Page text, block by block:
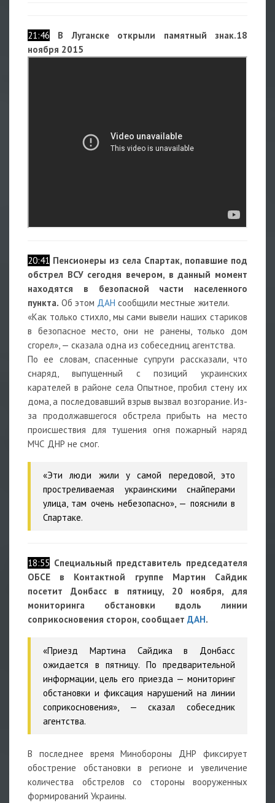
21:46
В Луганске открыли памятный знак.18
ноября 2015
20:41 Пенсионеры из села Спартак, попавшие под
обстрел ВСУ сегодня вечером, в данный момент
находятся в безопасной части населенного
пункта. Об этом ДАН сообщили местные жители.
«Как только стихло, мы сами вывели наших стариков
в безопасное место, они не ранены, только дом
сгорел», — сказала одна из собеседниц агентства.
По ее словам, спасенные супруги рассказали, что
снаряд, выпущенный с позиций украинских
карателей в районе села Опытное, пробил стену их
дома, а последовавший взрыв вызвал возгорание. Из-
за продолжавшегося обстрела прибыть на место
происшествия для тушения огня пожарный наряд
МЧС ДНР не смог.
«Эти люди жили у самой передовой, это
простреливаемая украинскими снайперами
улица, там очень небезопасно», — пояснили в
Спартаке.
18:55 Специальный представитель председателя
ОБСЕ в Контактной группе Мартин Сайдик
посетит Донбасс в пятницу, 20 ноября, для
мониторинга обстановки вдоль линии
соприкосновения сторон, сообщает ДАН.
«Приезд Мартина Сайдика в Донбасс
ожидается в пятницу. По предварительной
информации, цель его приезда — мониторинг
обстановки и фиксация нарушений на линии
соприкосновения», — сказал собеседник
агентства.
В последнее время Минобороны ДНР фиксирует
обострение обстановки в регионе и увеличение
количества обстрелов со стороны вооруженных
формирований Украины.